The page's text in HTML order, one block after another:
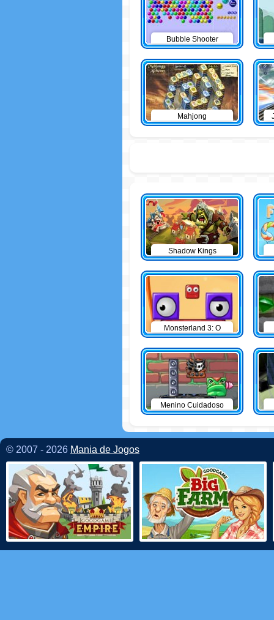
Bubble Shooter
Mahjong
Shadow Kings
Monsterland 3: O
Retorno do Junior
Menino Cuidadoso
© 2007 - 2026 Mania de Jogos